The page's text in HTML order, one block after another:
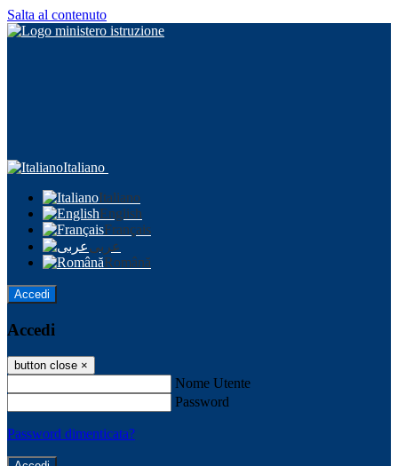
Salta al contenuto
Italiano
Italiano
English
Français
عربى
Română
Accedi
Accedi
button close ×
Nome Utente
Password
Password dimenticata?